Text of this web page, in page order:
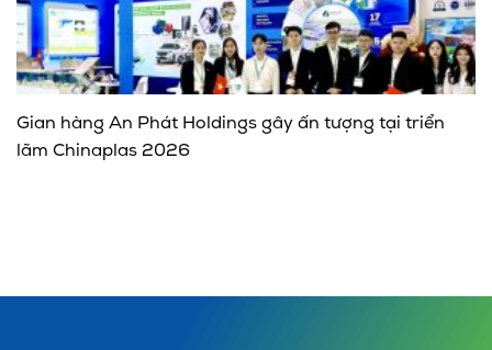
Gian hàng An Phát Holdings gây ấn tượng tại triển
lãm Chinaplas 2026